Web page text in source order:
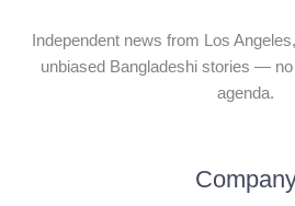
Independent news from Los
unbiased Bangladeshi stories —
agenda.